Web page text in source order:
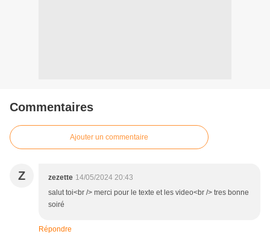
Commentaires
Ajouter un commentaire
Z zezette 14/05/2024 20:43
salut toi<br /> merci pour le texte et les video<br /> tres bonne
soiré
Répondre